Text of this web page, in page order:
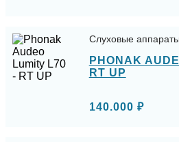
Слуховые
PHONAK
RT UP
140.000 ₽